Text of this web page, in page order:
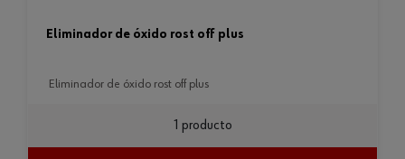
eliminador de óxido rost off plus
eliminador de óxido rost off plus
1 producto